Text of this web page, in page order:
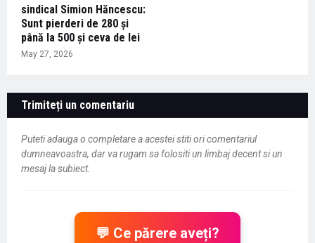
sindical Simion Hăncescu:
Sunt pierderi de 280 și
până la 500 și ceva de lei
May 27, 2026
Trimiteți un comentariu
Puteti adauga o completare a acestei stiti ori comentariul
dumneavoastra, dar va rugam sa folositi un limbaj decent si un
mesaj la subiect.
💬 Ce părere aveți?